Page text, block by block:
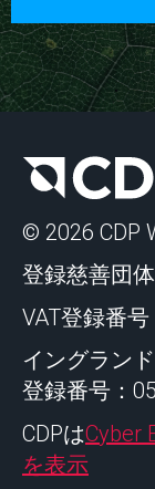
© 2026 CDP
登録慈善団
VAT登録番
イングラン
登録番号：
CDPはCyber
を表示